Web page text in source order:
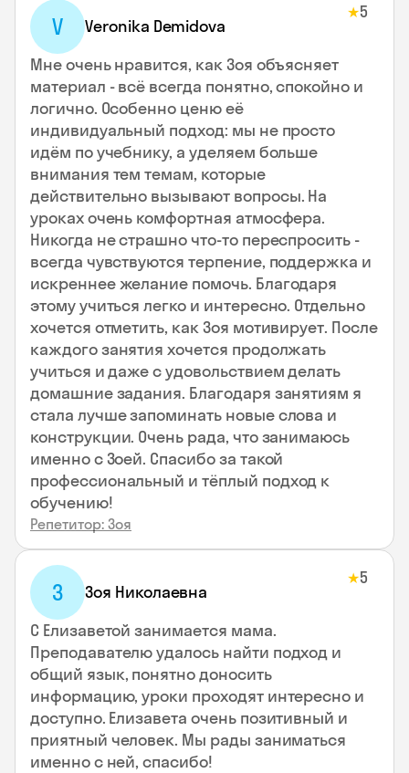
V Veronika Demidova
★5
Мне очень нравится, как Зоя объясняет
материал - всё всегда понятно, спокойно и
логично. Особенно ценю её
индивидуальный подход: мы не просто
идём по учебнику, а уделяем больше
внимания тем темам, которые
действительно вызывают вопросы. На
уроках очень комфортная атмосфера.
Никогда не страшно что-то переспросить -
всегда чувствуются терпение, поддержка и
искреннее желание помочь. Благодаря
этому учиться легко и интересно. Отдельно
хочется отметить, как Зоя мотивирует. После
каждого занятия хочется продолжать
учиться и даже с удовольствием делать
домашние задания. Благодаря занятиям я
стала лучше запоминать новые слова и
конструкции. Очень рада, что занимаюсь
именно с Зоей. Спасибо за такой
профессиональный и тёплый подход к
обучению!
Репетитор: Зоя
З Зоя Николаевна
★5
С Елизаветой занимается мама.
Преподавателю удалось найти подход и
общий язык, понятно доносить
информацию, уроки проходят интересно и
доступно. Елизавета очень позитивный и
приятный человек. Мы рады заниматься
именно с ней, спасибо!